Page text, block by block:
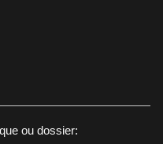
ou dossier: